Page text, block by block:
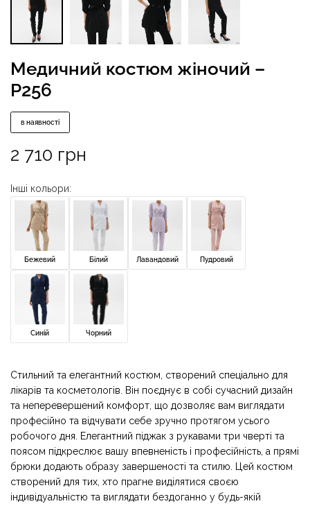
Медичний костюм жіночий –
P256
в наявності
2 710 грн
Інші кольори:
Бежевий Білий Лавандовий Пудровий
Синій Чорний
Стильний та елегантний костюм, створений спеціально для
лікарів та косметологів. Він поєднує в собі сучасний дизайн
та неперевершений комфорт, що дозволяє вам виглядати
професійно та відчувати себе зручно протягом усього
робочого дня. Елегантний піджак з рукавами три чверті та
поясом підкреслює вашу впевненість і професійність, а прямі
брюки додають образу завершеності та стилю. Цей костюм
створений для тих, хто прагне виділятися своєю
індивідуальністю та виглядати бездоганно у будь-якій